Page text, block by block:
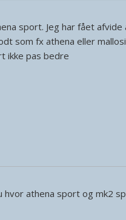
sport. Jeg har fået
som fx athena eller
ikke pas bedre
hvor athena sport og mk2